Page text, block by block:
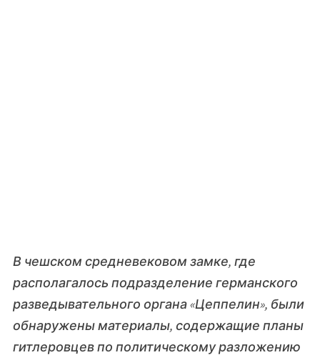
В чешском средневековом замке, где
располагалось подразделение германского
разведывательного органа «Цеппелин», были
обнаружены материалы, содержащие планы
гитлеровцев по политическому разложению